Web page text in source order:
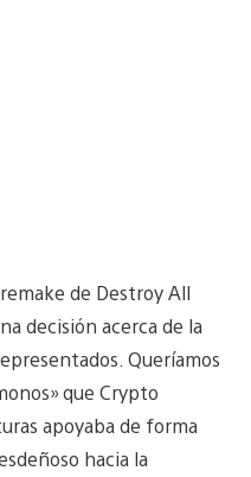
de Destroy All
decisión acerca de la
Queríamos
que Crypto
apoyaba de forma
hacia la